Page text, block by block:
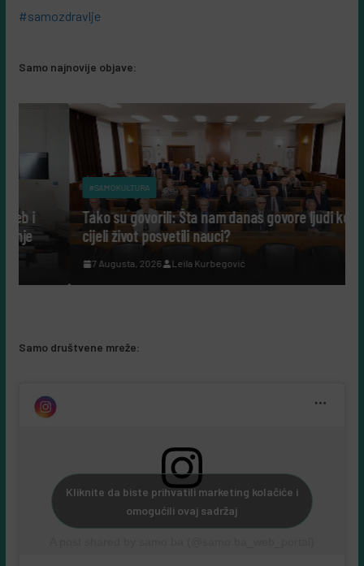
#samozdravlje
Samo najnovije objave:
#SAMOKULTURA
Tako su govorili: Šta nam danas govore ljudi koji su
cijeli život posvetili nauci?
7 Augusta, 2026 Leila Kurbegović
Samo društvene mreže:
Kliknite da biste prihvatili marketing kolačiće i
omogućili ovaj sadržaj